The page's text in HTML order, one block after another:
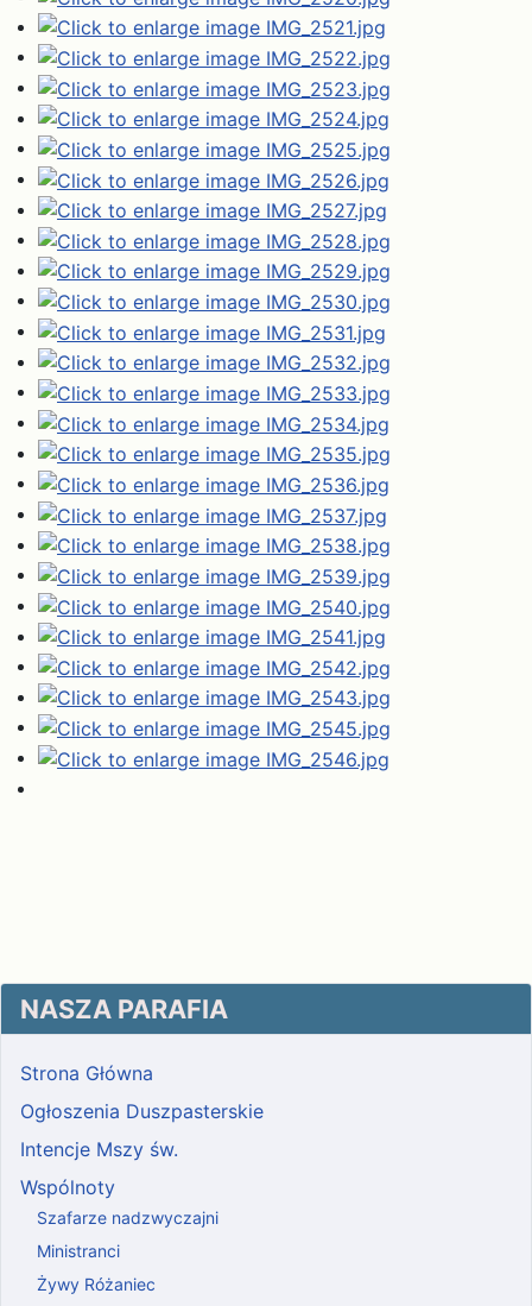
NASZA PARAFIA
Strona Główna
Ogłoszenia Duszpasterskie
Intencje Mszy św.
Wspólnoty
Szafarze nadzwyczajni
Ministranci
Żywy Różaniec